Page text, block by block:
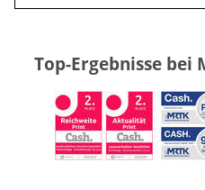
Top-Ergebnisse